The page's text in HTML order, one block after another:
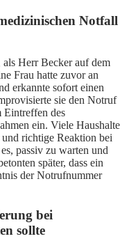
Notfall
Herr Becker auf dem
Frau hatte zuvor an
erkannte sofort einen
sie den Notruf
Eintreffen des
ein. Viele Haushalte
richtige Reaktion bei
passiv zu warten und
später, dass ein
der Notrufnummer
bei
sollte